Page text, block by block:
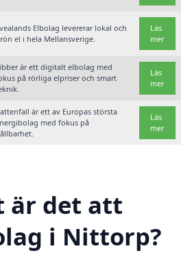
Elbolag levererar lokal och
el i hela Mellansverige.
Läs
mer
är ett digitalt elbolag med
på rörliga elpriser och smart
Läs
mer
är ett av Europas största
med fokus på
Läs
mer
är det att
i Nittorp?